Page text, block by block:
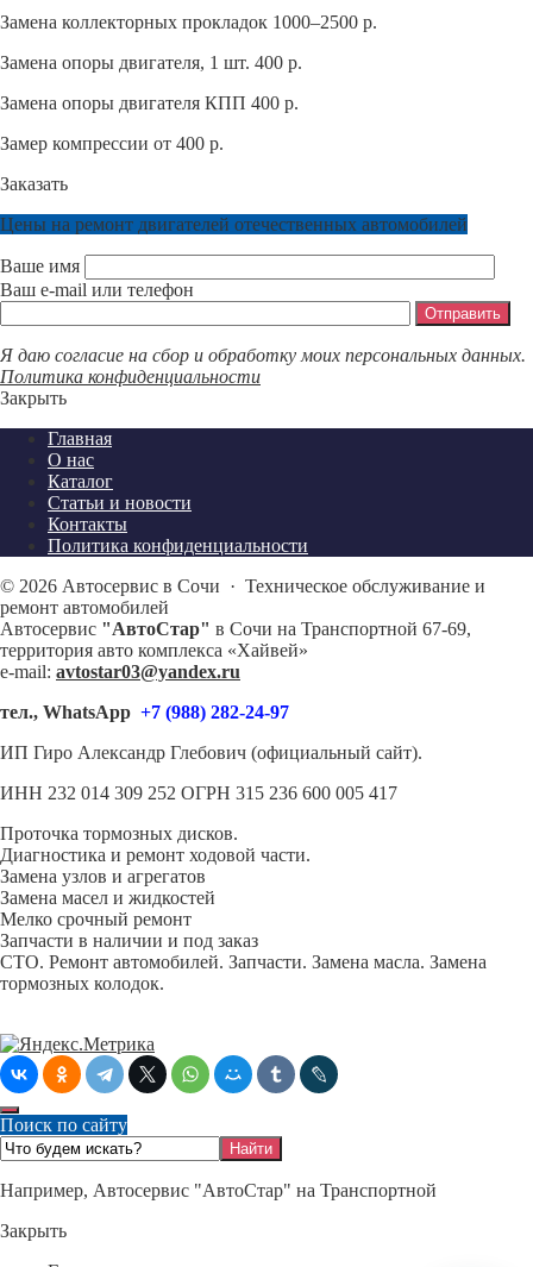
Замена коллекторных прокладок 1000–2500 р.
Замена опоры двигателя, 1 шт. 400 р.
Замена опоры двигателя КПП 400 р.
Замер компрессии от 400 р.
Заказать
Цены на ремонт двигателей отечественных автомобилей
Ваше имя
Ваш e-mail или телефон
Я даю согласие на сбор и обработку моих персональных данных.
Политика конфиденциальности
Закрыть
Главная
О нас
Каталог
Статьи и новости
Контакты
Политика конфиденциальности
© 2026 Автосервис в Сочи · Техническое обслуживание и
ремонт автомобилей
Автосервис "АвтоСтар" в Сочи на Транспортной 67-69,
территория авто комплекса «Хайвей»
e-mail: avtostar03@yandex.ru
тел., WhatsApp +7 (988) 282-24-97
ИП Гиро Александр Глебович (официальный сайт).
ИНН 232 014 309 252 ОГРН 315 236 600 005 417
Проточка тормозных дисков.
Диагностика и ремонт ходовой части.
Замена узлов и агрегатов
Замена масел и жидкостей
Мелко срочный ремонт
Запчасти в наличии и под заказ
СТО. Ремонт автомобилей. Запчасти. Замена масла. Замена
тормозных колодок.
Поиск по сайту
Например, Автосервис "АвтоСтар" на Транспортной
Закрыть